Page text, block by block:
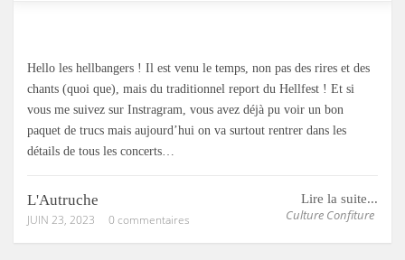
Hello les hellbangers ! Il est venu le temps, non pas des rires et des
chants (quoi que), mais du traditionnel report du Hellfest ! Et si
vous me suivez sur Instragram, vous avez déjà pu voir un bon
paquet de trucs mais aujourd’hui on va surtout rentrer dans les
détails de tous les concerts…
Lire la suite...
Culture Confiture
L'Autruche
JUIN 23, 2023 0 commentaires